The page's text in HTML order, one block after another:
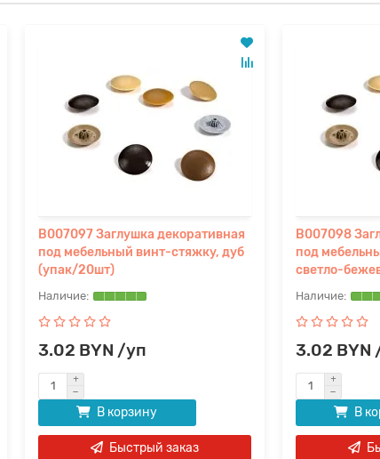
B007097 Заглушка декоративная
под мебельный винт-стяжку, дуб
(упак/20шт)
3.02 BYN /уп
В корзину
Быстрый заказ
B007098
под
светло-
3.02 BYN
В